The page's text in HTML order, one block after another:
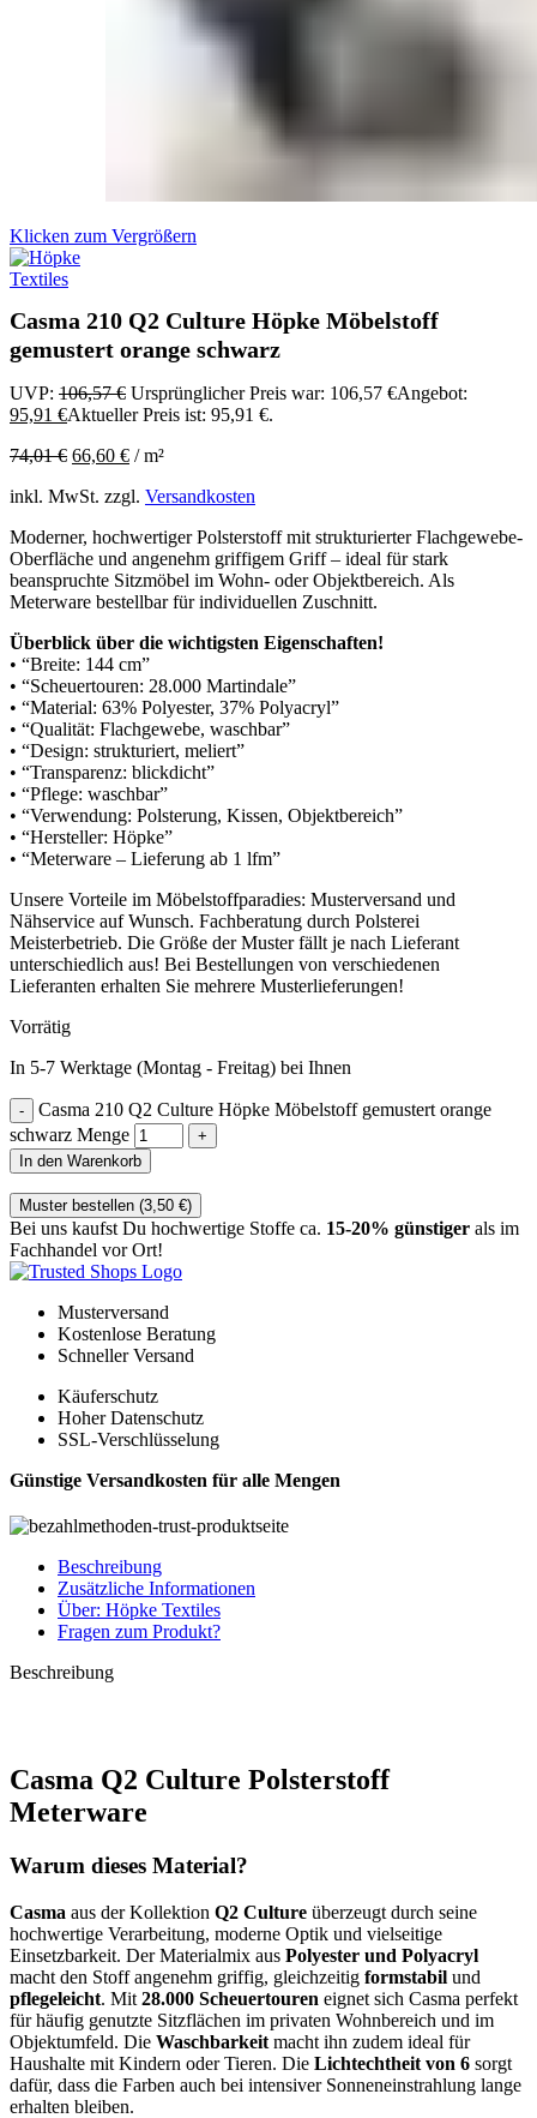
Klicken zum Vergrößern
Casma 210 Q2 Culture Höpke Möbelstoff
gemustert orange schwarz
UVP: 106,57€ Ursprünglicher Preis war: 106,57 €Angebot:
95,91 €Aktueller Preis ist: 95,91 €.
74,01€ 66,60 € /m²
inkl. MwSt. zzgl. Versandkosten
Moderner, hochwertiger Polsterstoff mit strukturierter Flachgewebe-
Oberfläche und angenehm griffigem Griff – ideal für stark
beanspruchte Sitzmöbel im Wohn- oder Objektbereich. Als
Meterware bestellbar für individuellen Zuschnitt.
Überblick über die wichtigsten Eigenschaften!
• “Breite: 144 cm”
• “Scheuertouren: 28.000 Martindale”
• “Material: 63% Polyester, 37% Polyacryl”
• “Qualität: Flachgewebe, waschbar”
• “Design: strukturiert, meliert”
• “Transparenz: blickdicht”
• “Pflege: waschbar”
• “Verwendung: Polsterung, Kissen, Objektbereich”
• “Hersteller: Höpke”
• “Meterware – Lieferung ab 1 lfm”
Unsere Vorteile im Möbelstoffparadies: Musterversand und
Nähservice auf Wunsch. Fachberatung durch Polsterei
Meisterbetrieb. Die Größe der Muster fällt je nach Lieferant
unterschiedlich aus! Bei Bestellungen von verschiedenen
Lieferanten erhalten Sie mehrere Musterlieferungen!
Vorrätig
In 5-7 Werktage (Montag - Freitag) bei Ihnen
Casma 210 Q2 Culture Höpke Möbelstoff gemustert orange
schwarz Menge
In den Warenkorb
Muster bestellen (3,50 €)
Bei uns kaufst Du hochwertige Stoffe ca. 15-20% günstiger als im
Fachhandel vor Ort!
Musterversand
Kostenlose Beratung
Schneller Versand
Käuferschutz
Hoher Datenschutz
SSL-Verschlüsselung
Günstige Versandkosten für alle Mengen
Beschreibung
Zusätzliche Informationen
Über: Höpke Textiles
Fragen zum Produkt?
Beschreibung
Casma Q2 Culture Polsterstoff
Meterware
Warum dieses Material?
Casma aus der Kollektion Q2 Culture überzeugt durch seine
hochwertige Verarbeitung, moderne Optik und vielseitige
Einsetzbarkeit. Der Materialmix aus Polyester und Polyacryl
macht den Stoff angenehm griffig, gleichzeitig formstabil und
pflegeleicht. Mit 28.000 Scheuertouren eignet sich Casma perfekt
für häufig genutzte Sitzflächen im privaten Wohnbereich und im
Objektumfeld. Die Waschbarkeit macht ihn zudem ideal für
Haushalte mit Kindern oder Tieren. Die Lichtechtheit von 6 sorgt
dafür, dass die Farben auch bei intensiver Sonneneinstrahlung lange
erhalten bleiben.